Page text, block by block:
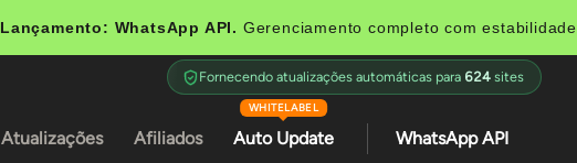
Lançamento: WhatsApp API. Gerenciamento completo com estabilidade.
Atualizações Afiliados Auto Update
WHITELABEL
WhatsApp API
Fornecendo atualizações automáticas para 624 sites